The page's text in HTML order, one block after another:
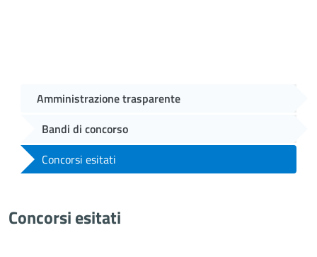
Amministrazione trasparente
Bandi di concorso
Concorsi esitati
Concorsi esitati